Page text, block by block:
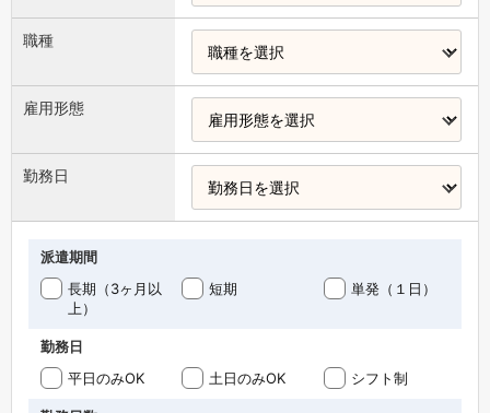
職種
雇用形態
勤務日
派遣期間
長期（3ヶ月以
上）
短期 単発（１日）
勤務日
平日のみOK
土日のみOK シフト制